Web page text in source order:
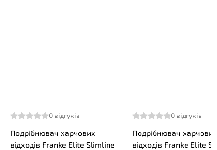
0 відгуків
Подрібнювач харчових
відходів Franke Elite Slimline
0 відгуків
Подрібнювач харчових
відходів Franke Elite